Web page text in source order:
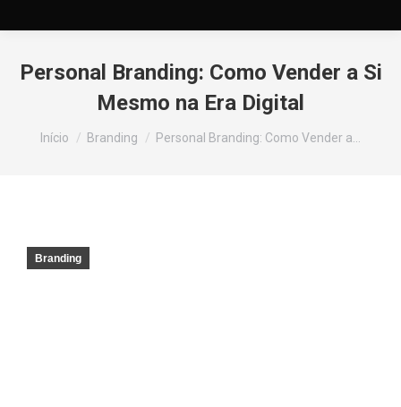
Personal Branding: Como Vender a Si
Mesmo na Era Digital
Você está aqui:
Início Branding Personal Branding: Como Vender a…
Branding